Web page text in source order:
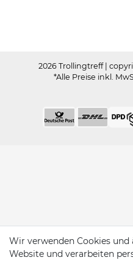
2026 Trollingtreff |
*Alle Preise inkl.
Wir verwenden Cookies
Website und verarbeiten